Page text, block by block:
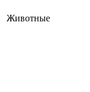
Животные